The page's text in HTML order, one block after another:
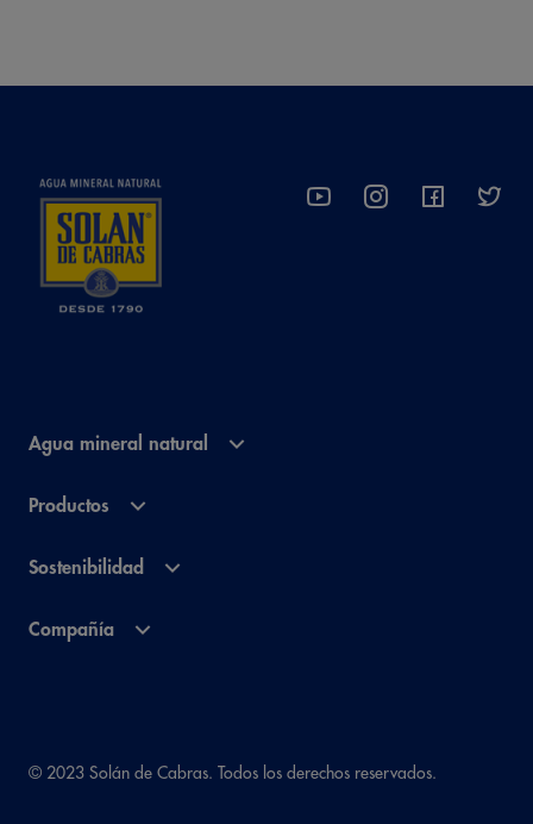
Agua mineral natural
Productos
Sostenibilidad
Compañía
© 2023 Solán de Cabras. Todos los derechos reservados.